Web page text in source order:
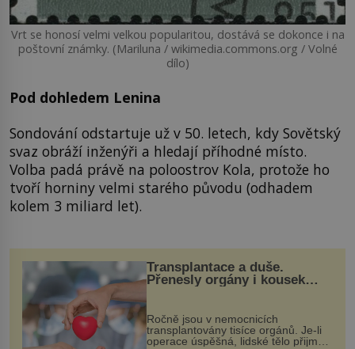
Vrt se honosí velmi velkou popularitou, dostává se dokonce i na
poštovní známky. (Mariluna / wikimedia.commons.org / Volné
dílo)
Pod dohledem Lenina
Sondování odstartuje už v 50. letech, kdy Sovětský
svaz obráží inženýři a hledají příhodné místo.
Volba padá právě na poloostrov Kola, protože ho
tvoří horniny velmi starého původu (odhadem
kolem 3 miliard let).
Transplantace a duše.
Přenesly orgány i kousek
Ročně jsou v nemocnicích
transplantovány tisíce orgánů. Je-li
operace úspěšná, lidské tělo přijme